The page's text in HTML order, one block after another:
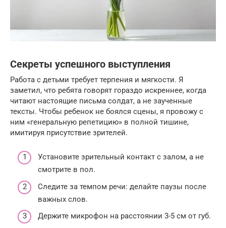
Секреты успешного выступления
Работа с детьми требует терпения и мягкости. Я
заметил, что ребята говорят гораздо искреннее, когда
читают настоящие письма солдат, а не заученные
тексты. Чтобы ребенок не боялся сцены, я провожу с
ним «генеральную репетицию» в полной тишине,
имитируя присутствие зрителей.
Установите зрительный контакт с залом, а не
смотрите в пол.
Следите за темпом речи: делайте паузы после
важных слов.
Держите микрофон на расстоянии 3-5 см от губ.